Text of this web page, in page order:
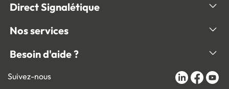
Direct Signalétique
Nos services
Besoin d'aide ?
Suivez-nous